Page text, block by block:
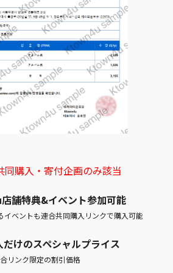
同購入・寄付企画のみ該当
舗特典&イベント参加可能
ベントも連合共同購入リンクで購入可能
けのスペシャルプライス
リンク限定の割引価格